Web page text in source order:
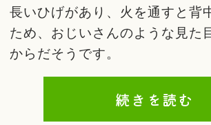
長いひげがあり、火を通すと背
ため、おじいさんのような見た
からだそうです。
続きを読む